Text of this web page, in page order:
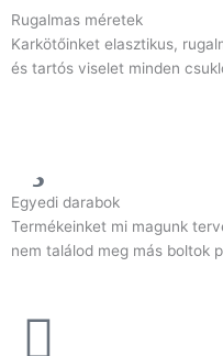
Rugalmas méretek
Karkötőinket elasztikus,
és tartós viselet minden
Egyedi darabok
Termékeinket mi magunk
nem találod meg más boltok